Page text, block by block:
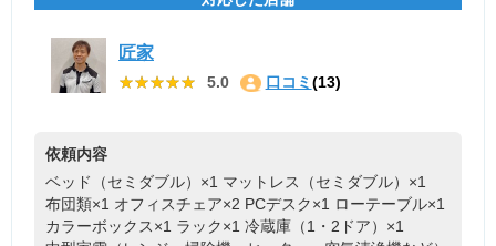
匠家
★★★★★
★★★★★ 5.0 口コミ (13)
依頼内容
ベッド（セミダブル）×1 マットレス（セミダブル）×1
布団類×1 オフィスチェア×2 PCデスク×1 ローテーブル×1
カラーボックス×1 ラック×1 冷蔵庫（1・2ドア）×1